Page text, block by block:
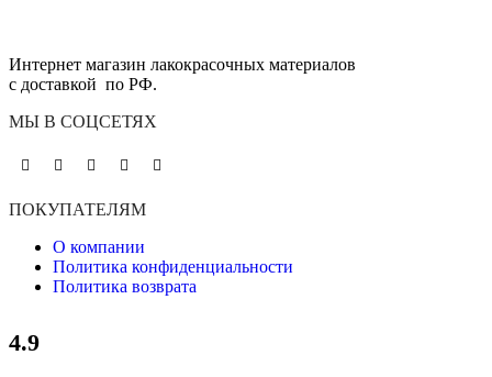
Интернет магазин лакокрасочных материалов
с доставкой по РФ.
МЫ В СОЦСЕТЯХ
ПОКУПАТЕЛЯМ
О компании
Политика конфиденциальности
Политика возврата
4.9